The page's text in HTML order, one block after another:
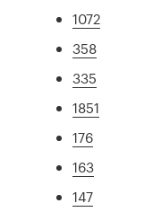
1072
358
335
1851
176
163
147